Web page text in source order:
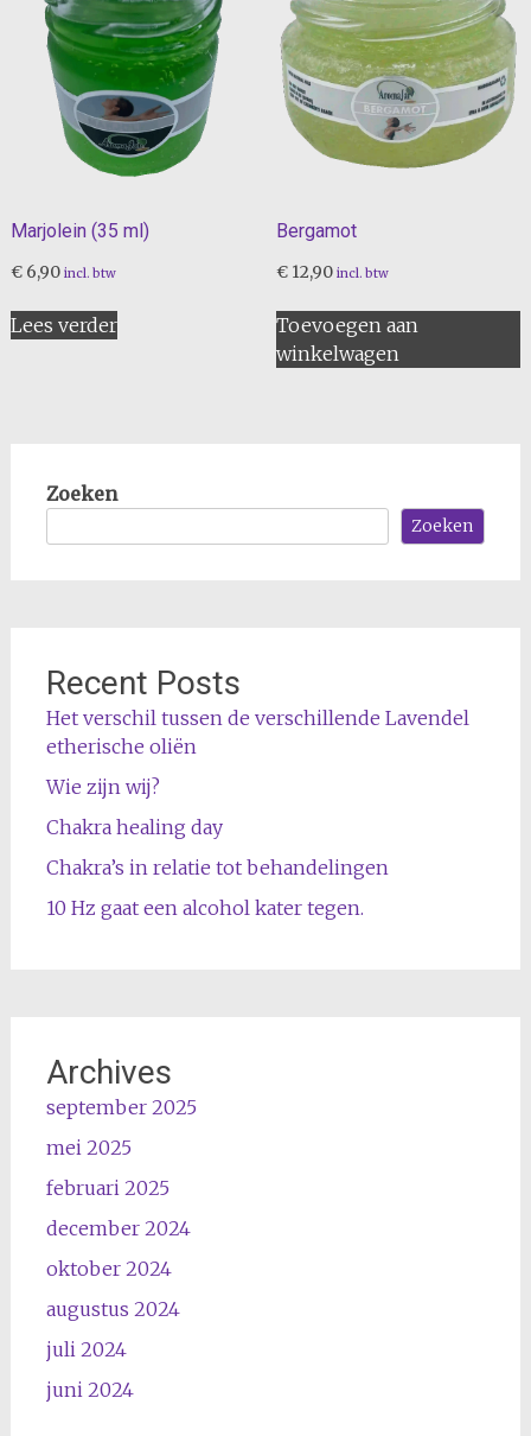
Marjolein (35 ml)
€6,90 incl. btw
Lees verder
Bergamot
€12,90 incl. btw
Toevoegen aan
winkelwagen
Zoeken
Zoeken
Recent Posts
Het verschil tussen de verschillende Lavendel
etherische oliën
Wie zijn wij?
Chakra healing day
Chakra’s in relatie tot behandelingen
10 Hz gaat een alcohol kater tegen.
Archives
september 2025
mei 2025
februari 2025
december 2024
oktober 2024
augustus 2024
juli 2024
juni 2024